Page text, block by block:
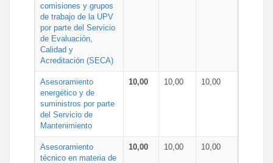
comisiones y grupos
de trabajo de la UPV
por parte del Servicio
de Evaluación,
Calidad y
Acreditación (SECA)
Asesoramiento
energético y de
suministros por parte
del Servicio de
Mantenimiento
10,00 10,00 10,00
Asesoramiento
técnico en materia de
10,00 10,00 10,00